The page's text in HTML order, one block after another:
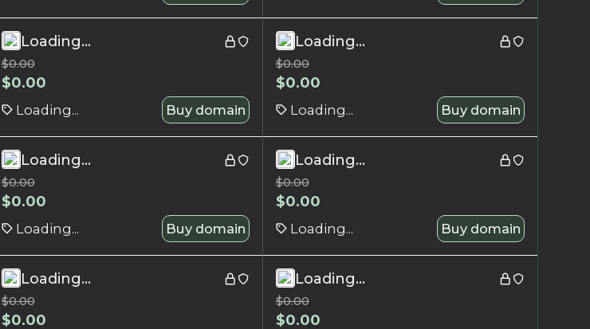
Loading...
$0.00
$0.00
Loading... Buy domain
Loading...
$0.00
$0.00
Loading... Buy domain
Loading...
$0.00
$0.00
Loading... Buy domain
Loading...
$0.00
$0.00
Loading... Buy domain
Loading...
$0.00
$0.00
Loading...
$0.00
$0.00